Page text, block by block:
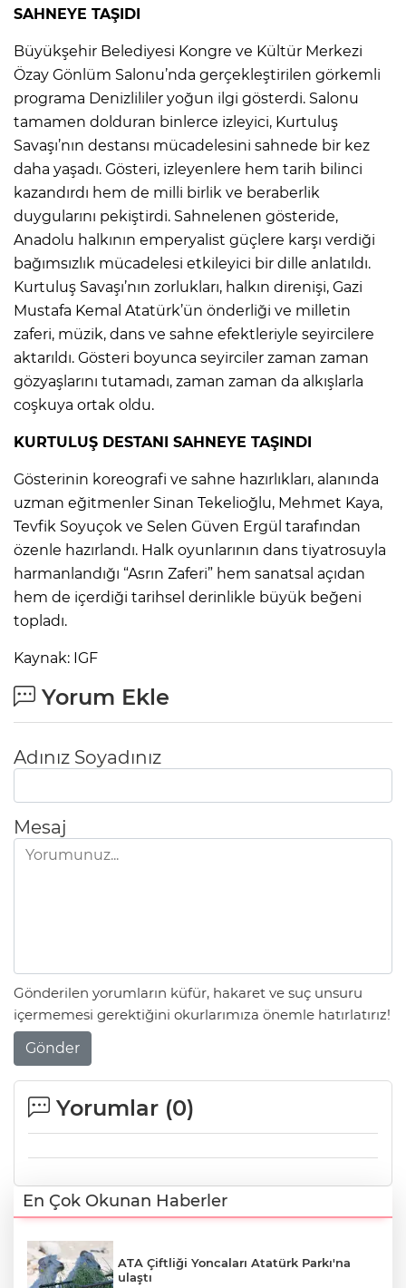
SAHNEYE TAŞIDI
Büyükşehir Belediyesi Kongre ve Kültür Merkezi
Özay Gönlüm Salonu’nda gerçekleştirilen görkemli
programa Denizlililer yoğun ilgi gösterdi. Salonu
tamamen dolduran binlerce izleyici, Kurtuluş
Savaşı’nın destansı mücadelesini sahnede bir kez
daha yaşadı. Gösteri, izleyenlere hem tarih bilinci
kazandırdı hem de milli birlik ve beraberlik
duygularını pekiştirdi. Sahnelenen gösteride,
Anadolu halkının emperyalist güçlere karşı verdiği
bağımsızlık mücadelesi etkileyici bir dille anlatıldı.
Kurtuluş Savaşı’nın zorlukları, halkın direnişi, Gazi
Mustafa Kemal Atatürk’ün önderliği ve milletin
zaferi, müzik, dans ve sahne efektleriyle seyircilere
aktarıldı. Gösteri boyunca seyirciler zaman zaman
gözyaşlarını tutamadı, zaman zaman da alkışlarla
coşkuya ortak oldu.
KURTULUŞ DESTANI SAHNEYE TAŞINDI
Gösterinin koreografi ve sahne hazırlıkları, alanında
uzman eğitmenler Sinan Tekelioğlu, Mehmet Kaya,
Tevfik Soyuçok ve Selen Güven Ergül tarafından
özenle hazırlandı. Halk oyunlarının dans tiyatrosuyla
harmanlandığı “Asrın Zaferi” hem sanatsal açıdan
hem de içerdiği tarihsel derinlikle büyük beğeni
topladı.
Kaynak: IGF
Yorum Ekle
Adınız Soyadınız
Mesaj
Gönderilen yorumların küfür, hakaret ve suç unsuru
içermemesi gerektiğini okurlarımıza önemle hatırlatırız!
Gönder
Yorumlar (0)
En Çok Okunan Haberler
ATA Çiftliği Yoncaları Atatürk Parkı'na
ulaştı